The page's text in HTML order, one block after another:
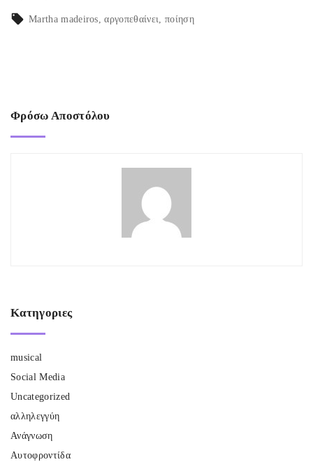
Martha madeiros αργοπεθαίνει ποίηση
Φρόσω Αποστόλου
Κατηγοριες
musical
Social Media
Uncategorized
αλληλεγγύη
Ανάγνωση
Αυτοφροντίδα